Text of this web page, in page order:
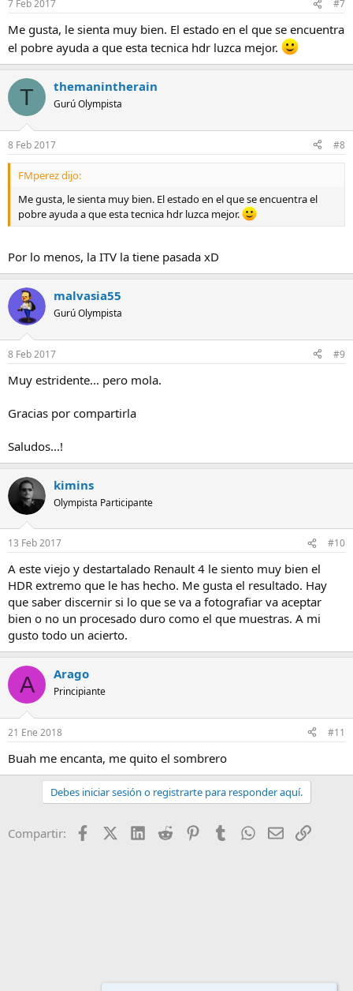
7 Feb 2017 #7
Me gusta, le sienta muy bien. El estado en el que se encuentra
el pobre ayuda a que esta tecnica hdr luzca mejor.
T themanintherain
Gurú Olympista
8 Feb 2017 #8
FMperez dijo:
Me gusta, le sienta muy bien. El estado en el que se encuentra el
pobre ayuda a que esta tecnica hdr luzca mejor.
Por lo menos, la ITV la tiene pasada xD
malvasia55
Gurú Olympista
8 Feb 2017 #9
Muy estridente... pero mola.
Gracias por compartirla
Saludos...!
kimins
Olympista Participante
13 Feb 2017 #10
A este viejo y destartalado Renault 4 le siento muy bien el
HDR extremo que le has hecho. Me gusta el resultado. Hay
que saber discernir si lo que se va a fotografiar va aceptar
bien o no un procesado duro como el que muestras. A mi
gusto todo un acierto.
A Arago
Principiante
21 Ene 2018 #11
Buah me encanta, me quito el sombrero
Debes iniciar sesión o registrarte para responder aquí.
Compartir: FacebookX (Twitter)
LinkedIn
Reddit PinterestTumblr WhatsApp
EmailEnlace